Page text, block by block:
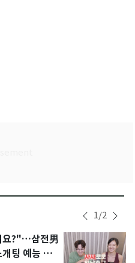
1/2
요?"…삼전男
팅 예능 화